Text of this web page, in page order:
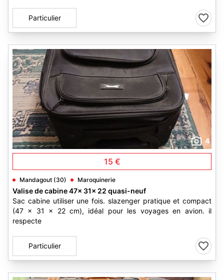
Particulier
4
15 €
Mandagout (30) Maroquinerie
Valise de cabine 47x 31x 22 quasi-neuf
Sac cabine utiliser une fois. slazenger pratique et compact
(47 × 31 × 22 cm), idéal pour les voyages en avion. il
respecte
Particulier